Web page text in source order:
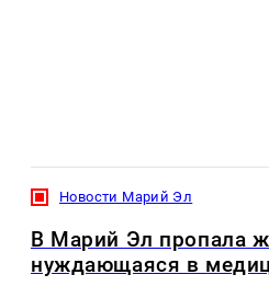
Новости Марий Эл
В Марий Эл пропала
нуждающаяся в